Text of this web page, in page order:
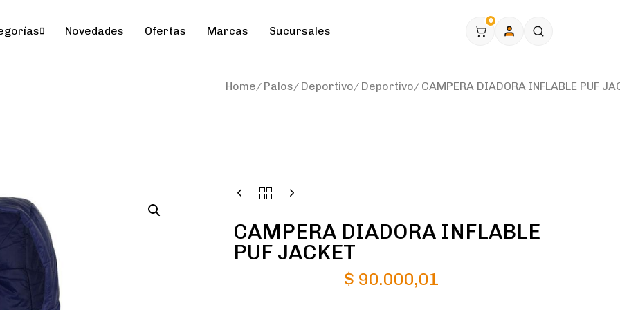
Novedades Ofertas Marcas Sucursales
0
Home Palos Deportivo Deportivo CAMPERA DIADORA INFLABLE PUF
CAMPERA DIADORA INFLABLE
PUF JACKET
$90.000,01